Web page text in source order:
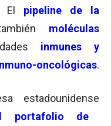
El pipeline de la
moléculas
inmunes y
oncológicas.
estadounidense
portafolio de